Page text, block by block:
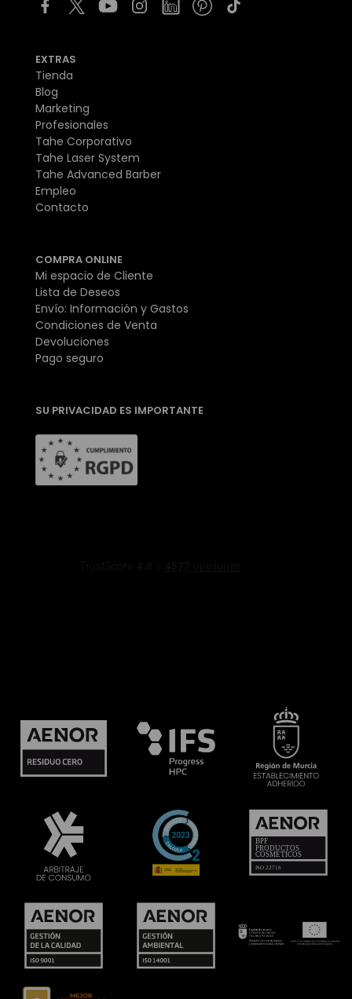
EXTRAS
Tienda
Blog
Marketing
Profesionales
Tahe Corporativo
Tahe Laser System
Tahe Advanced Barber
Empleo
Contacto
COMPRA ONLINE
Mi espacio de Cliente
Lista de Deseos
Envío: Información y Gastos
Condiciones de Venta
Devoluciones
Pago seguro
SU PRIVACIDAD ES IMPORTANTE